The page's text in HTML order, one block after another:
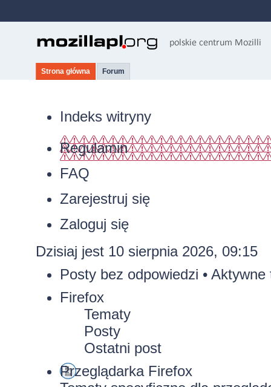
Strona główna Forum
Indeks witryny
Regulamin
FAQ
Zarejestruj się
Zaloguj się
Dzisiaj jest 10 sierpnia 2026, 09:15
Posty bez odpowiedzi • Aktywne
Firefox
Tematy
Posty
Ostatni post
Przeglądarka Firefox